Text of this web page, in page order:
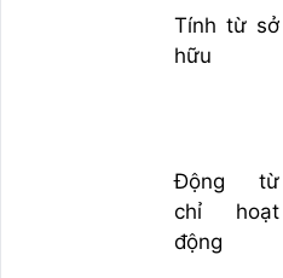
Tính từ sở
hữu
Động từ
chỉ hoạt
động